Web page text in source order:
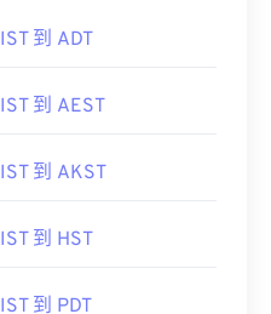
IST 到 ADT
IST 到 AEST
IST 到 AKST
IST 到 HST
IST 到 PDT